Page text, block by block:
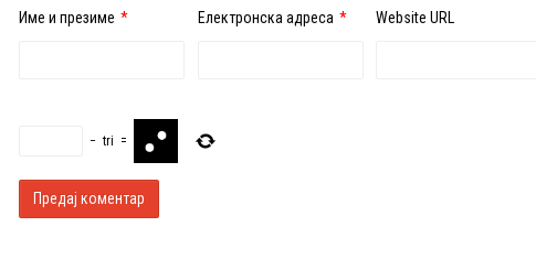
Име и презиме * Електронска адреса * Website URL
− tri =